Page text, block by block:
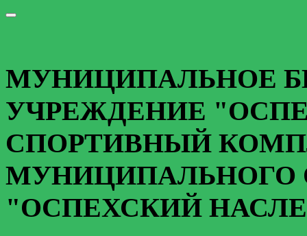
МУНИЦИПАЛЬНОЕ
УЧРЕЖДЕНИЕ
СПОРТИВНЫЙ
МУНИЦИПАЛЬНОГО
"ОСПЕХСКИЙ